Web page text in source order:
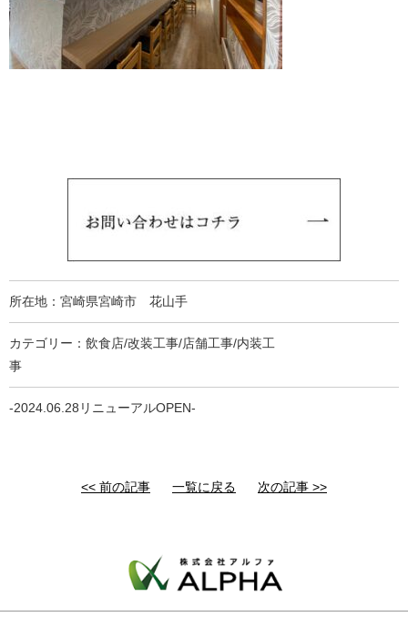
所在地：宮崎県宮崎市 花山手
カテゴリー：飲食店/改装工事/店舗工事/内装工
事
-2024.06.28リニューアルOPEN-
<< 前の記事 一覧に戻る 次の記事 >>